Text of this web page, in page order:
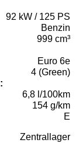
92 kW / 125 PS
Benzin
999 cm³
Euro 6e
4 (Green)
6,8 l/100km
154 g/km
E
Zentrallager